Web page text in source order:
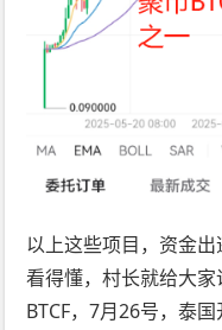
以上这些项目，资金
看得懂，村长就给大
BTCF，7月26号，泰